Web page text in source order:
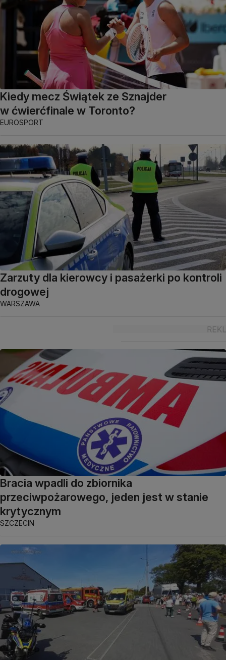
Kiedy mecz Świątek ze Sznajder
w ćwierćfinale w Toronto?
EUROSPORT
Zarzuty dla kierowcy i pasażerki po kontroli
drogowej
WARSZAWA
Bracia wpadli do zbiornika
przeciwpożarowego, jeden jest w stanie
krytycznym
SZCZECIN